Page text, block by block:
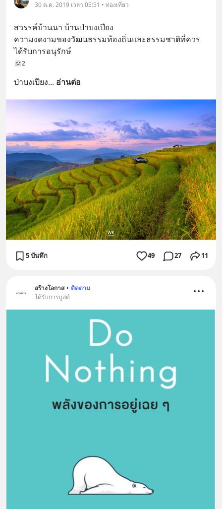
30 ต.ค. 2019 เวลา 05:51 • ท่องเที่ยว
สวรรค์บ้านนา บ้านป่าบงเปียง
ความงดงามของวัฒนธรรมท้องถิ่นและธรรมชาติที่ควร
ได้รับการอนุรักษ์
2
ป่าบงเปียง... อ่านต่อ
5 บันทึก 49 27 11
สร้างโอกาส • ติดตาม
ได้รับการบูสต์